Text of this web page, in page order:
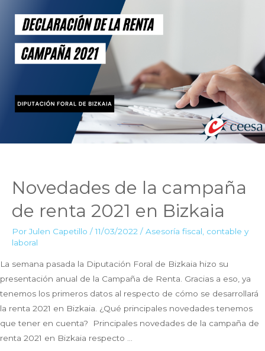
subida
pensiones
Novedades de la campaña
de renta 2021 en Bizkaia
PorJulen Capetillo /11/03/2022 / Asesoría fiscal, contable y
laboral
La semana pasada la Diputación Foral de Bizkaia hizo su
presentación anual de la Campaña de Renta. Gracias a eso, ya
tenemos los primeros datos al respecto de cómo se desarrollará
la renta 2021 en Bizkaia. ¿Qué principales novedades tenemos
que tener en cuenta? Principales novedades de la campaña de
renta 2021 en Bizkaia respecto …